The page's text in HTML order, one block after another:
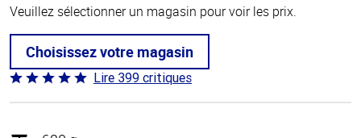
Veuillez sélectionner un magasin pour voir les prix.
Choisissez votre magasin
Coté
4.8 sur
Lire 399 critiques